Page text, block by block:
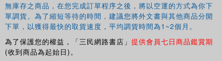
無庫存之商品，在您完成訂單程序之後，將以空運的方式為你下
單調貨。為了縮短等待的時間，建議您將外文書與其他商品分開
下單，以獲得最快的取貨速度，平均調貨時間為1~2個月。
為了保護您的權益，「三民網路書店」 提供會員七日商品鑑賞期
(收到商品為起始日)。